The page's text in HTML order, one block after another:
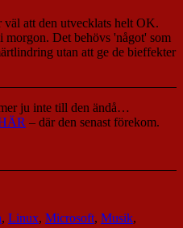
att den utvecklats helt OK.
Det behövs 'något' som
utan att ge de bieffekter
ju inte till den ändå…
– där den senast förekom.
, Linux, Microsoft, Musik,